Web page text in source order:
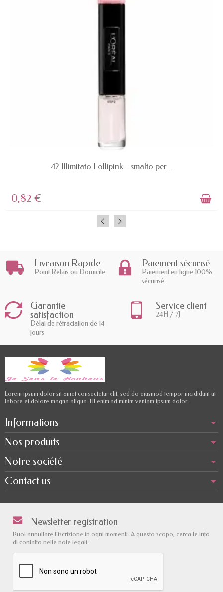
42 Illimitato Lollipink - smalto per...
0,82 €
Livraison Rapide
Point Relais ou Domicile
Paiement sécurisé
Paiement en ligne 100%
sécurisé
Garantie
satisfaction
Délai de rétractation de 14
jours
Service client
24H / 7J
Lorem ipsum dolor sit amet consectetur elit, sed do eiusmod tempor incididunt ut
labore et dolore magna aliqua. Ut enim ad minim veniam ipsum dolor.
Informations
Nos produits
Notre société
Contact us
Newsletter registration
Puoi annullare l'iscrizione in ogni momenti. A questo scopo, cerca le info
di contatto nelle note legali.